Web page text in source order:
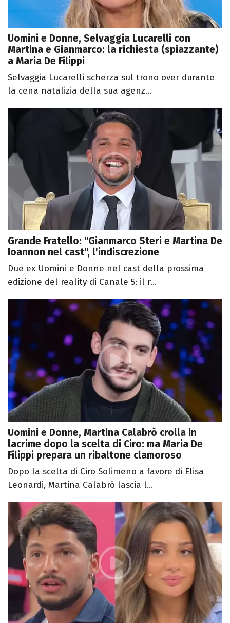
Uomini e Donne, Selvaggia Lucarelli con
Martina e Gianmarco: la richiesta (spiazzante)
a Maria De Filippi
Selvaggia Lucarelli scherza sul trono over durante
la cena natalizia della sua agenz...
Grande Fratello: "Gianmarco Steri e Martina De
Ioannon nel cast", l'indiscrezione
Due ex Uomini e Donne nel cast della prossima
edizione del reality di Canale 5: il r...
Uomini e Donne, Martina Calabrò crolla in
lacrime dopo la scelta di Ciro: ma Maria De
Filippi prepara un ribaltone clamoroso
Dopo la scelta di Ciro Solimeno a favore di Elisa
Leonardi, Martina Calabrò lascia l...